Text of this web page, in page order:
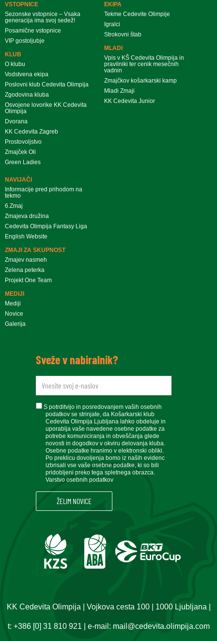
VSTOPNICE
Sezonske vstopnice – Vsaka
generacija ima svoj sedež!
Posamične vstopnice
VIP gostoljubje
KLUB
O klubu
Vodstvena ekipa
Poslovni klub Cedevita Olimpija
Zgodovina kluba
Osvojene lovorike KK Cedevita
Olimpija
Dvorana
KK Cedevita Zagreb
Prostovoljstvo
Zmajček Oli
Green Ladies
EKIPA
Tekme Cedevite Olimpije
Igralci
Strokovni štab
MLADI
Vpis v KŠ Cedevita Olimpija in
pravilniki ter cenik mesečnih
vadnin
Zmajčkov košarkarski kamp
Mladi Zmaji
KK Cedevita Junior
NAVIJAČI
Informacije pred prihodom na
tekmo
6.Zmaj
Zmajeva družina
Cedevita Olimpija Fantasy Liga
English Website
ZMAJI ZA SKUPNOST
Zmajev nasmeh
Zelena peterka
Projekt One Team
MEDIJI
Mediji
Novice
Galerija
Sveže v nabiralnik?
newsletteremail
soglasje
S potrditvijo in posredovanjem vaših osebnih
podatkov se strinjate, da Košarkarski klub
Cedevita Olimpija Ljubljana lahko obdeluje in
uporablja vaše navedene osebne podatke za
potrebe komuniciranja in obveščanja glede
novosti in dogodkov v okviru delovanja kluba.
Osebne podatke hranimo v elektronski obliki.
Po preklicu dovoljenja bomo iz naših evidenc
izbrisali vse vaše osebne podatke, ki so bili
pridobljeni preko tega spletnega obrazca.
Varstvo osebnih podatkov
KK Cedevita Olimpija | Vojkova cesta 100 | 1000 Ljubljana |
t: +386 [0] 31 810 921 | e-mail: mail@cedevita.olimpija.com